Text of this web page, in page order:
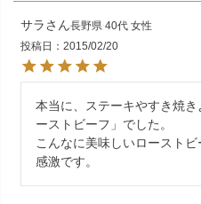
サラ 長野県 40代 女性
投稿日
2015/02/20
本当に、ステーキやすき焼
ーストビーフ」でした。
こんなに美味しいロースト
感激です。